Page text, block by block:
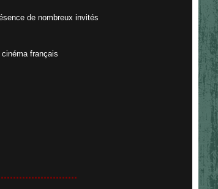
de nombreux invités
français